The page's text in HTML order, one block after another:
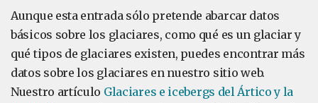
Aunque esta entrada sólo pretende abarcar datos
básicos sobre los glaciares, como qué es un glaciar y
qué tipos de glaciares existen, puedes encontrar más
datos sobre los glaciares en nuestro sitio web.
Nuestro artículo Glaciares e icebergs del Ártico y la